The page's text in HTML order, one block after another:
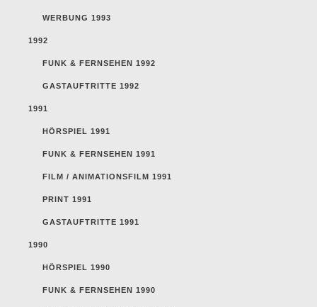
WERBUNG 1993
1992
FUNK & FERNSEHEN 1992
GASTAUFTRITTE 1992
1991
HÖRSPIEL 1991
FUNK & FERNSEHEN 1991
FILM / ANIMATIONSFILM 1991
PRINT 1991
GASTAUFTRITTE 1991
1990
HÖRSPIEL 1990
FUNK & FERNSEHEN 1990